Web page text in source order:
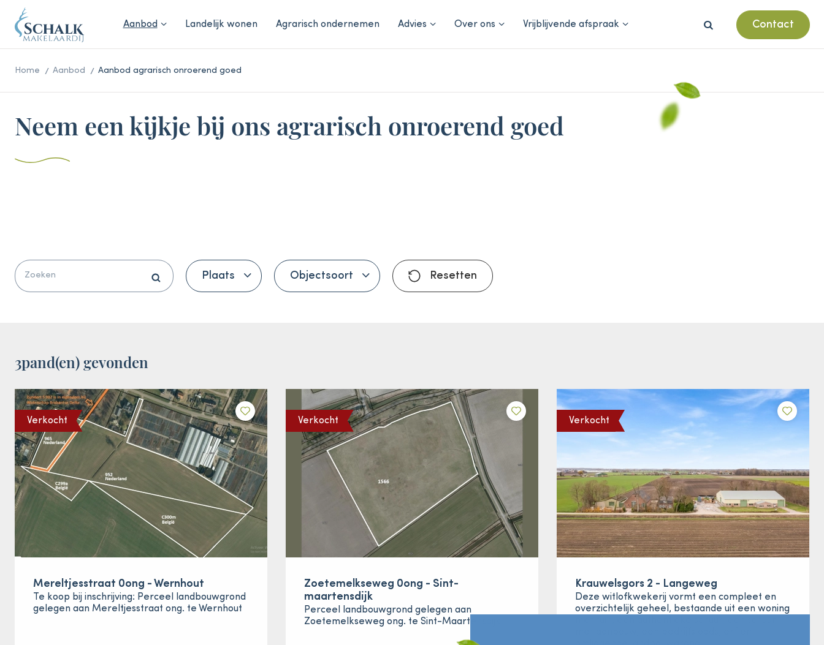
Aanbod Landelijk wonen Agrarisch ondernemen Advies Over ons Vrijblijvende afspraak  Contact
Home Aanbod Aanbod agrarisch onroerend goed
Neem een kijkje bij ons agrarisch onroerend goed
Plaats Objectsoort Resetten
3pand(en) gevonden
Verkocht
Mereltjesstraat 0ong - Wernhout
Te koop bij inschrijving: Perceel landbouwgrond
gelegen aan Mereltjesstraat ong. te Wernhout
Verkocht
Zoetemelkseweg 0ong - Sint-
maartensdijk
Perceel landbouwgrond gelegen aan
Zoetemelkseweg ong. te Sint-Maartensdijk
Verkocht
Krauwelsgors 2 - Langeweg
Deze witlofkwekerij vormt een compleet en
overzichtelijk geheel, bestaande uit een woning